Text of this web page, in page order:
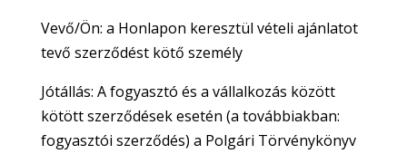
Vevő/Ön: a Honlapon keresztül vételi ajánlatot
tevő szerződést kötő személy
Jótállás: A fogyasztó és a vállalkozás között
kötött szerződések esetén (a továbbiakban:
fogyasztói szerződés) a Polgári Törvénykönyv